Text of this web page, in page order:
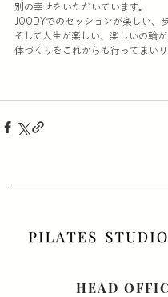
別の幸せをいただいています。
JOODYでのセッションが楽しい、
そして人生が楽しい、楽しいの輪
体づくりをこれからも行ってまいり
HEAD